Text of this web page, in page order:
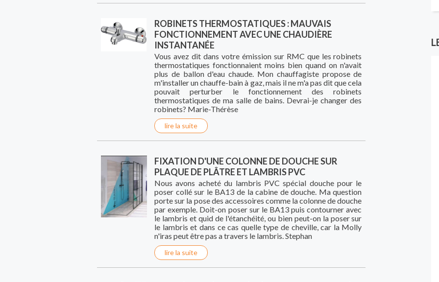
ROBINETS THERMOSTATIQUES : MAUVAIS
FONCTIONNEMENT AVEC UNE CHAUDIÈRE
INSTANTANÉE
Vous avez dit dans votre émission sur RMC que les robinets
thermostatiques fonctionnaient moins bien quand on n'avait
plus de ballon d'eau chaude. Mon chauffagiste propose de
m'installer un chauffe-bain à gaz, mais il ne m'a pas dit que cela
pouvait perturber le fonctionnement des robinets
thermostatiques de ma salle de bains. Devrai-je changer des
robinets? Marie-Thérèse
lire la suite
FIXATION D'UNE COLONNE DE DOUCHE SUR
PLAQUE DE PLÂTRE ET LAMBRIS PVC
Nous avons acheté du lambris PVC spécial douche pour le
poser collé sur le BA13 de la cabine de douche. Ma question
porte sur la pose des accessoires comme la colonne de douche
par exemple. Doit-on poser sur le BA13 puis contourner avec
le lambris et quid de l'étanchéité, ou bien peut-on la poser sur
le lambris et dans ce cas quelle type de cheville, car la Molly
n'iras peut être pas a travers le lambris. Stephan
lire la suite